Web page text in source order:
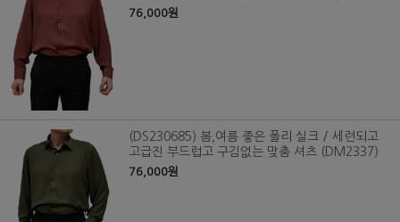
76,000원
(DS230685) 봄,여름 좋은 폴리 실크 / 세련되고
고급진 부드럽고 구김없는 맞춤 셔츠 (DM2337)
76,000원